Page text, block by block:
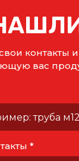
свои
вас
*